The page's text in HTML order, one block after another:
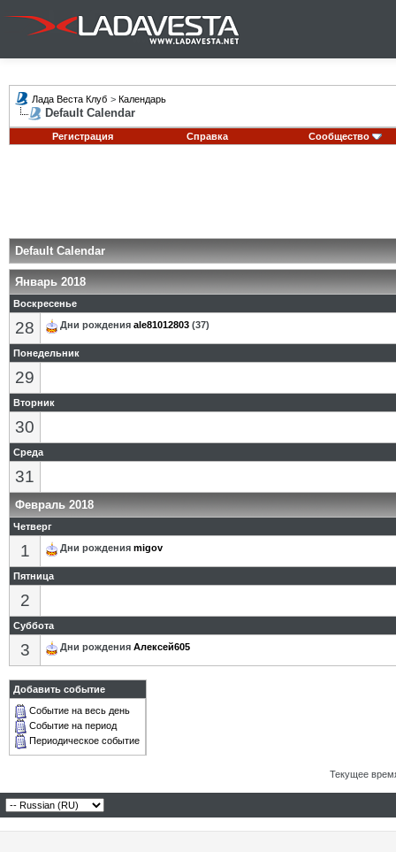
Лада Веста Клуб > Календарь
Default Calendar
Регистрация Справка Сообщество
Default Calendar
Январь 2018
Воскресенье
28 Дни рождения ale81012803 (37)
Понедельник
29
Вторник
30
Среда
31
Февраль 2018
Четверг
1 Дни рождения migov
Пятница
2
Суббота
3 Дни рождения Алексей605
Добавить событие
Событие на весь день
Событие на период
Периодическое событие
Текущее